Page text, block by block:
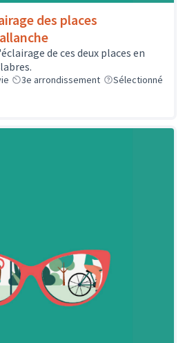
des places
de ces deux places en
3e arrondissement Sélectionné